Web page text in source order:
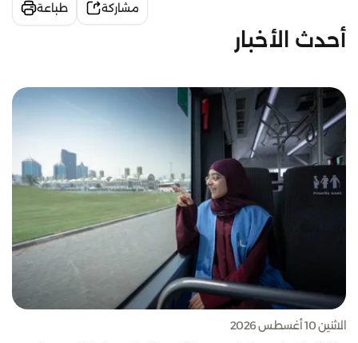
مشاركة طباعة
أحدث الأخبار
الاثنين 10 أغسطس 2026